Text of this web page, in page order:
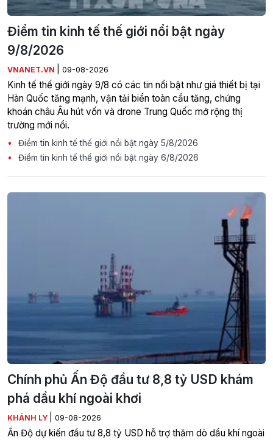
Điểm tin kinh tế thế giới nổi bật ngày
9/8/2026
VNANET.VN 09-08-2026
Kinh tế thế giới ngày 9/8 có các tin nổi bật như giá thiết bị tại
Hàn Quốc tăng mạnh, vận tải biển toàn cầu tăng, chứng
khoán châu Âu hút vốn và drone Trung Quốc mở rộng thị
trường mới nổi.
Điểm tin kinh tế thế giới nổi bật ngày 5/8/2026
Điểm tin kinh tế thế giới nổi bật ngày 6/8/2026
Chính phủ Ấn Độ đầu tư 8,8 tỷ USD khám
phá dầu khí ngoài khơi
KHÁNH LY 09-08-2026
Ấn Độ dự kiến đầu tư 8,8 tỷ USD hỗ trợ thăm dò dầu khí ngoài